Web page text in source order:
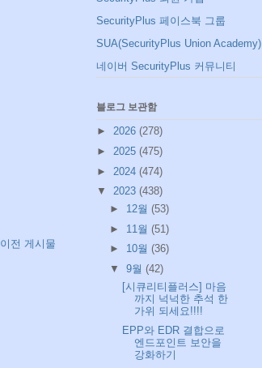
이전 게시물
SecurityPlus 페이스북 그룹
SUA(SecurityPlus Union Academy)
네이버 SecurityPlus 커뮤니티
블로그 보관함
► 2026 (278)
► 2025 (475)
► 2024 (474)
▼ 2023 (438)
► 12월 (53)
► 11월 (51)
► 10월 (36)
▼ 9월 (42)
[시큐리티플러스] 마음
까지 넉넉한 추석 한
가위 되세요!!!!
EPP와 EDR 결합으로
엔드포인트 보안을
강화하기